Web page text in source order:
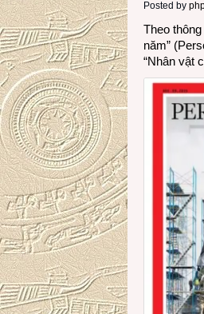
Posted by
Theo
năm”
“Nhân vật